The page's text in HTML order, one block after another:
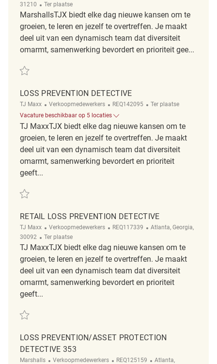
31210
Afgelegen
Ter plaatse
MarshallsTJX biedt elke dag nieuwe kansen om te
groeien, te leren en jezelf te overtreffen. Je maakt
deel uit van een dynamisch team dat diversiteit
omarmt, samenwerking bevordert en prioriteit gee...
Redden Loss Prevention Detective R2328637
LOSS PREVENTION DETECTIVE
TJ Maxx Categorie
Verkoopmedewerkers ReqId
REQ142095 Afgelegen
Ter plaatse
Vacature beschikbaar op 5 locaties
TJ MaxxTJX biedt elke dag nieuwe kansen om te
groeien, te leren en jezelf te overtreffen. Je maakt
deel uit van een dynamisch team dat diversiteit
omarmt, samenwerking bevordert en prioriteit
geeft...
Redden Loss Prevention Detective REQ142095
RETAIL LOSS PREVENTION DETECTIVE
TJ Maxx Categorie
Verkoopmedewerkers ReqId
REQ117339 Plaats
Atlanta, Georgia,
30092
Afgelegen
Ter plaatse
TJ MaxxTJX biedt elke dag nieuwe kansen om te
groeien, te leren en jezelf te overtreffen. Je maakt
deel uit van een dynamisch team dat diversiteit
omarmt, samenwerking bevordert en prioriteit
geeft...
Redden Retail Loss Prevention Detective REQ117339
LOSS PREVENTION/ASSET PROTECTION
DETECTIVE 353
Marshalls Categorie
Verkoopmedewerkers ReqId
REQ125159 Plaats
Atlanta,